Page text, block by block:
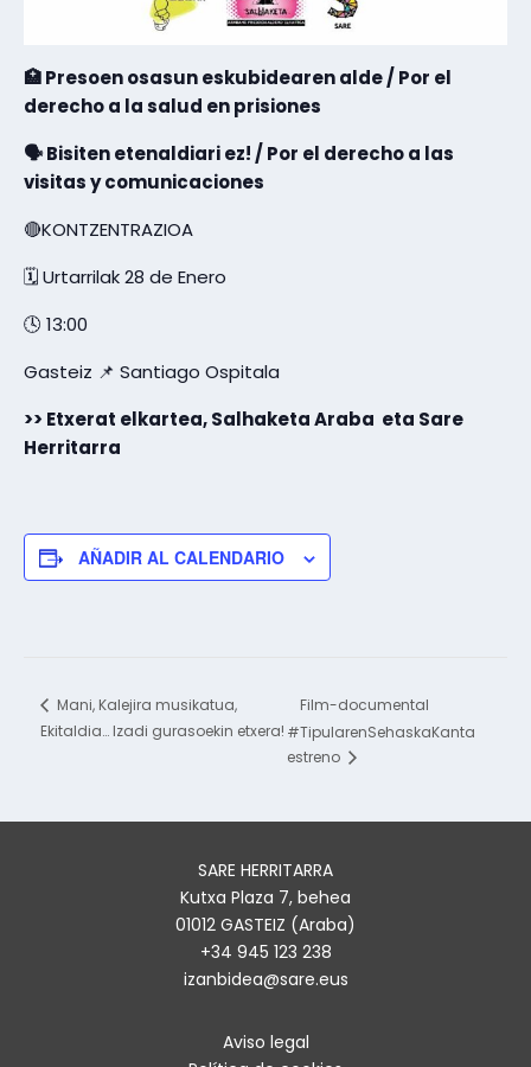
🏥 Presoen osasun eskubidearen alde / Por el
derecho a la salud en prisiones
🗣️ Bisiten etenaldiari ez! / Por el derecho a las
visitas y comunicaciones
🔴KONTZENTRAZIOA
🗓 Urtarrilak 28 de Enero
🕓 13:00
Gasteiz 📌 Santiago Ospitala
>> Etxerat elkartea, Salhaketa Araba eta Sare
Herritarra
AÑADIR AL CALENDARIO
Mani, Kalejira musikatua,
Ekitaldia… Izadi gurasoekin etxera!
Film-documental
#TipularenSehaskaKanta
estreno
SARE HERRITARRA
Kutxa Plaza 7, behea
01012 GASTEIZ (Araba)
+34 945 123 238
izanbidea@sare.eus
Aviso legal